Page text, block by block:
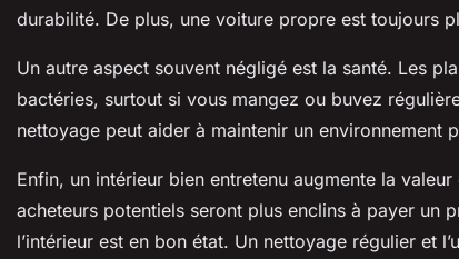
durabilité. De plus, une voiture propre est toujours
Un autre aspect souvent négligé est la santé. Les
bactéries, surtout si vous mangez ou buvez
nettoyage peut aider à maintenir un environnement
Enfin, un intérieur bien entretenu augmente la
acheteurs potentiels seront plus enclins à payer un
l’intérieur est en bon état. Un nettoyage régulier et